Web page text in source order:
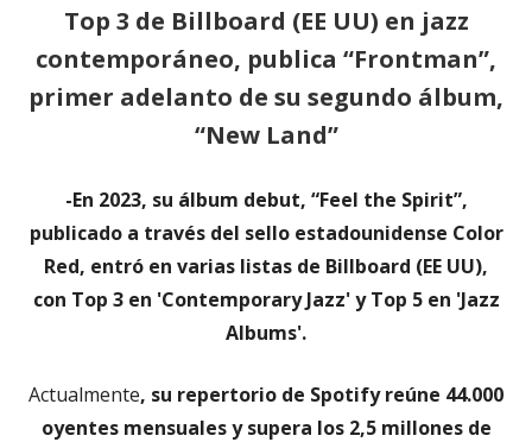
Top 3 de Billboard (EE UU) en jazz
contemporáneo, publica “Frontman”,
primer adelanto de su segundo álbum,
“New Land”
-En 2023, su álbum debut, “Feel the Spirit”,
publicado a través del sello estadounidense Color
Red, entró en varias listas de Billboard (EE UU),
con Top 3 en 'Contemporary Jazz' y Top 5 en 'Jazz
Albums'.
Actualmente, su repertorio de Spotify reúne 44.000
oyentes mensuales y supera los 2,5 millones de